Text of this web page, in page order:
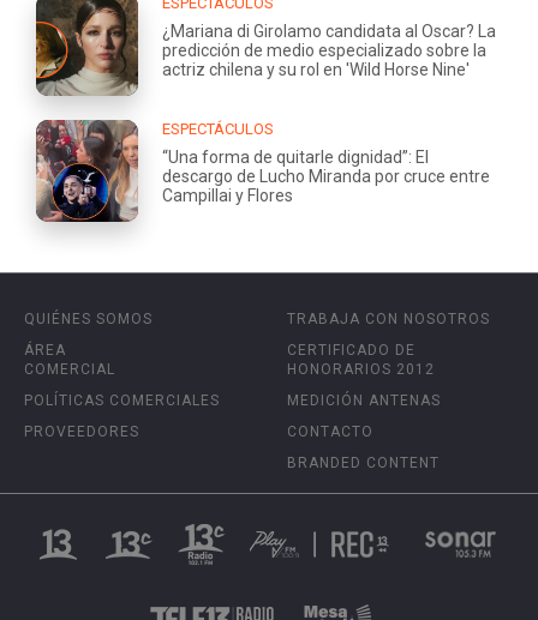
¿Mariana di Girolamo candidata al Oscar? La
predicción de medio especializado sobre la
actriz chilena y su rol en 'Wild Horse Nine'
ESPECTÁCULOS
“Una forma de quitarle dignidad”: El
descargo de Lucho Miranda por cruce entre
Campillai y Flores
QUIÉNES SOMOS
ÁREA
COMERCIAL
POLÍTICAS COMERCIALES
PROVEEDORES
TRABAJA CON NOSOTROS
CERTIFICADO DE
HONORARIOS 2012
MEDICIÓN ANTENAS
CONTACTO
BRANDED CONTENT